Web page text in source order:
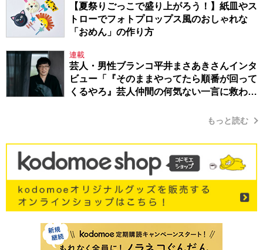
【夏祭りごっこで盛り上がろう！】紙皿やス
トローでフォトプロップス風のおしゃれな
「おめん」の作り方
連載
芸人・男性ブランコ平井まさあきさんインタ
ビュー「『そのままやってたら順番が回って
くるやろ』芸人仲間の何気ない一言に救われ
もっと読む